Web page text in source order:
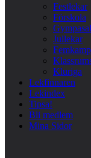
Festlekar
Förskola
Gympasal
Jullekar
Femkamp
Kluriga
Lekfinnaren
Lekindex
Tipsa!
Bli medlem
Mina Sidor